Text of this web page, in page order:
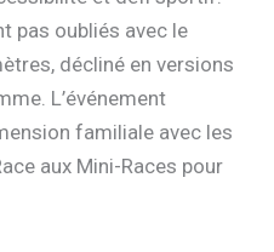
pas oubliés avec le
décliné en versions
L’événement
familiale avec les
aux Mini-Races pour